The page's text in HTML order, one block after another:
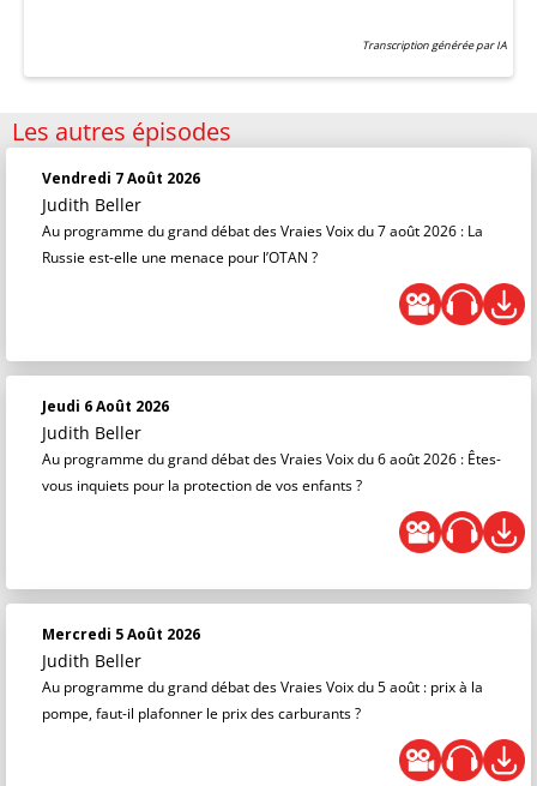
Transcription générée par IA
Les autres épisodes
Vendredi 7 Août 2026
Judith Beller
Au programme du grand débat des Vraies Voix du 7 août 2026 : La
Russie est-elle une menace pour l’OTAN ?
Jeudi 6 Août 2026
Judith Beller
Au programme du grand débat des Vraies Voix du 6 août 2026 : Êtes-
vous inquiets pour la protection de vos enfants ?
Mercredi 5 Août 2026
Judith Beller
Au programme du grand débat des Vraies Voix du 5 août : prix à la
pompe, faut-il plafonner le prix des carburants ?